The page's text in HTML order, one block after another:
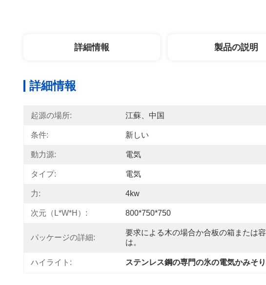
詳細情報 製品の説明
詳細情報
起源の場所: 江蘇、中国
条件: 新しい
動力源: 電気
タイプ: 電気
力: 4kw
次元（L*W*H）: 800*750*750
パッケージの詳細:
要求による木の場合か合板の箱または
は。
ハイライト: ステンレス鋼の専門の氷の電気かみそ